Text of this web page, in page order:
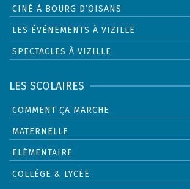
CINÉ À BOURG D’OISANS
LES ÉVÉNEMENTS À VIZILLE
SPECTACLES À VIZILLE
LES SCOLAIRES
COMMENT ÇA MARCHE
MATERNELLE
ELÉMENTAIRE
COLLÈGE & LYCÉE